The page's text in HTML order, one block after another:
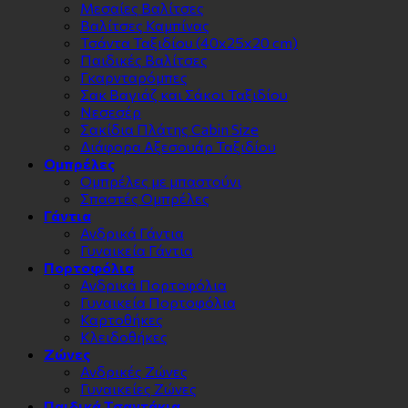
Μεσαίες Βαλίτσες
Βαλίτσες Καμπίνας
Τσάντα Ταξιδίου (40x25x20 cm)
Παιδικές Βαλίτσες
Γκαρνταρόμπες
Σακ Βαγιάζ και Σάκοι Ταξιδίου
Νεσεσέρ
Σακίδια Πλάτης Cabin Size
Διάφορα Αξεσουάρ Ταξιδίου
Ομπρέλες
Ομπρέλες με μπαστούνι
Σπαστές Ομπρέλες
Γάντια
Ανδρικά Γάντια
Γυναικεία Γάντια
Πορτοφόλια
Ανδρικά Πορτοφόλια
Γυναικεία Πορτοφόλια
Καρτοθήκες
Κλειδοθήκες
Zώνες
Ανδρικές Ζώνες
Γυναικείες Ζώνες